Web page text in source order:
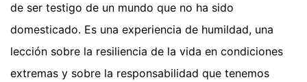
de ser testigo de un mundo que no ha sido
domesticado. Es una experiencia de humildad, una
lección sobre la resiliencia de la vida en condiciones
extremas y sobre la responsabilidad que tenemos